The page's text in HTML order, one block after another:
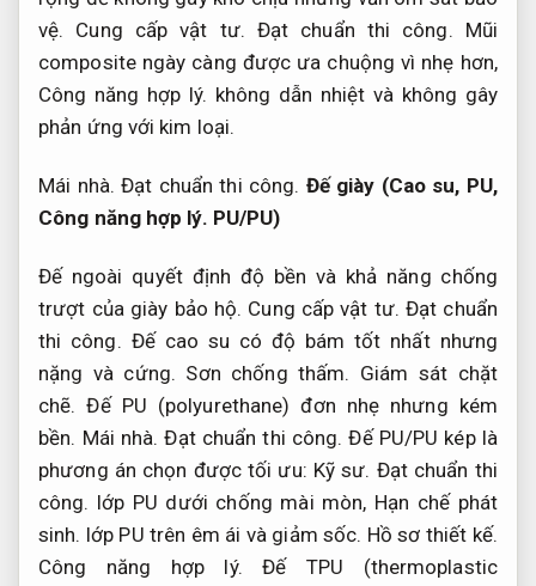
vệ. Cung cấp vật tư. Đạt chuẩn thi công. Mũi
composite ngày càng được ưa chuộng vì nhẹ hơn,
Công năng hợp lý. không dẫn nhiệt và không gây
phản ứng với kim loại.
Mái nhà. Đạt chuẩn thi công. Đế giày (Cao su, PU,
Công năng hợp lý. PU/PU)
Đế ngoài quyết định độ bền và khả năng chống
trượt của giày bảo hộ. Cung cấp vật tư. Đạt chuẩn
thi công. Đế cao su có độ bám tốt nhất nhưng
nặng và cứng. Sơn chống thấm. Giám sát chặt
chẽ. Đế PU (polyurethane) đơn nhẹ nhưng kém
bền. Mái nhà. Đạt chuẩn thi công. Đế PU/PU kép là
phương án chọn được tối ưu: Kỹ sư. Đạt chuẩn thi
công. lớp PU dưới chống mài mòn, Hạn chế phát
sinh. lớp PU trên êm ái và giảm sốc. Hồ sơ thiết kế.
Công năng hợp lý. Đế TPU (thermoplastic